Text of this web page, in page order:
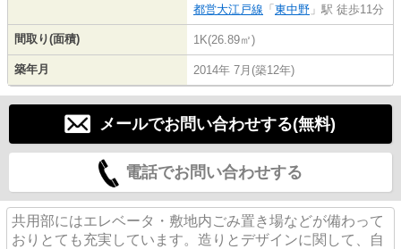
都営大江戸線 「 東中野 」駅 徒歩11分
間取り(面積) 1K(26.89㎡)
築年月 2014年 7月(築12年)
メールでお問い合わせする(無料)
電話でお問い合わせする
共用部にはエレベータ・敷地内ごみ置き場などが備わって
おりとても充実しています。造りとデザインに関して、自